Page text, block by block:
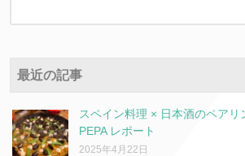
最近の記事
スペイン料理 × 日本酒のペアリ
PEPA レポート
2025年4月22日